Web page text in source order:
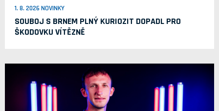
1. 8. 2026 NOVINKY
SOUBOJ S BRNEM PLNÝ KURIOZIT DOPADL PRO
ŠKODOVKU VÍTĚZNĚ